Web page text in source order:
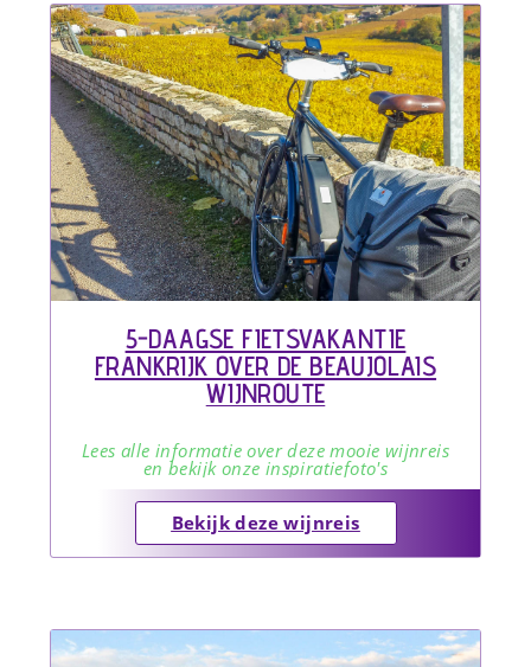
5-DAAGSE FIETSVAKANTIE
FRANKRIJK OVER DE BEAUJOLAIS
WIJNROUTE
Lees alle informatie over deze mooie wijnreis
en bekijk onze inspiratiefoto's
Bekijk deze wijnreis